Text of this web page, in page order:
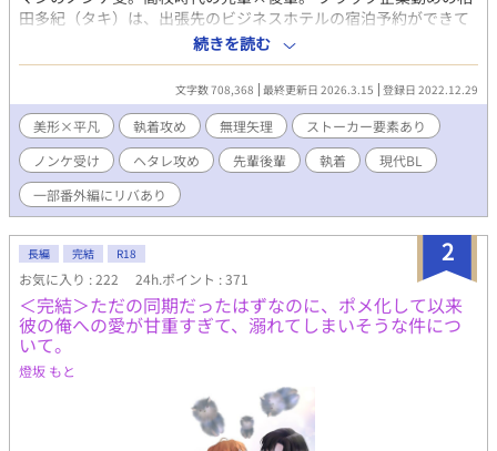
田多紀（タキ）は、出張先のビジネスホテルの宿泊予約ができて
おらず、泊まる場所がなく困っていた。 それをＳＮＳで呟いたと
ころ、高校時代の二学年上の先輩で、今でも仲の良い小野寺和臣
（カズ）から連絡が入る。 仕事で近くにいるというカズと合流
し、ホテルの同じ部屋に泊まらせてもらうタキだったが、カズの
様子はいつもと違っていて……。 真夜中。寝ぼけているカズから
口づけられて困惑するタキに、カズは言う。 「わかってる。わか
ってて、やってる。多紀くん。何も間違いじゃない」 ヘタレでス
トーカー気味の、受を好きすぎる攻による、ノンケ受への強制性
交もの。 痛い系ではないですが、導入は強姦です。性描写等は※
明るいラブコメ路線。ハッピーエンドです。 各章の最終話には*
をつけます。 現代BL / 執着攻 / 片想い / ストーカー / イケメン攻
/ ハイスペ攻 / ヘタレ攻 / サラリーマン同士 / 平凡受 / ノンケ受 / ち
ょっとアホの子 / 無理矢理 / アナル / 開発 / 浣腸 / 強制性交 / 言葉
責め / 淫語 / アナル舐め / 中出し / 玩具 / アナルプラグ / スパンキ
ング / 拘束 / 首輪 / フェラ（攻→受、受→攻） / ６９ / オノマトペ /
快楽堕ち / ドライオーガズム / 尿道責め / 一部番外編にリバあり /
◆登場人物（第一部第一話時点） 相田多紀 …受、24歳、
167cm、平凡、高卒営業 小野寺和臣…攻、27歳、185cm、イケ
メン、難関私大卒商社総合職 ※完結しました。番外編は不定期更
続きを読む
文字数 708,368 最終更新日 2026.3.15 登録日 2022.12.29
美形×平凡 執着攻め 無理矢理
ストーカー要素あり
ノンケ受け
ヘタレ攻め 先輩後輩 執着
現代BL
一部番外編にリバあり
2
長編 完結 R18
お気に入り : 222 24h.ポイント : 371
＜完結＞ただの同期だったはずなのに、ポメ化して以来
彼の俺への愛が甘重すぎて、溺れてしまいそうな件につ
いて。
燈坂 もと